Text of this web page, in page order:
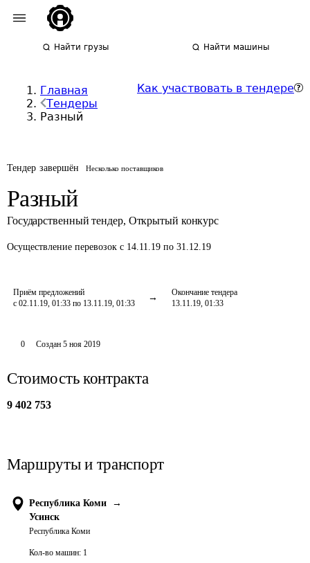
Найти грузы Найти машины
Главная
Тендеры
Разный
Как участвовать в тендере
Тендер завершён Несколько поставщиков
Разный
Государственный тендер, Открытый конкурс
Осуществление перевозок с 14.11.19 по 31.12.19
Приём предложений
с 02.11.19, 01:33 по 13.11.19, 01:33
Окончание тендера
13.11.19, 01:33
0 Создан 5 ноя 2019
Стоимость контракта
9 402 753
Маршруты и транспорт
Республика Коми
→
Усинск
Республика Коми
Кол-во машин: 1